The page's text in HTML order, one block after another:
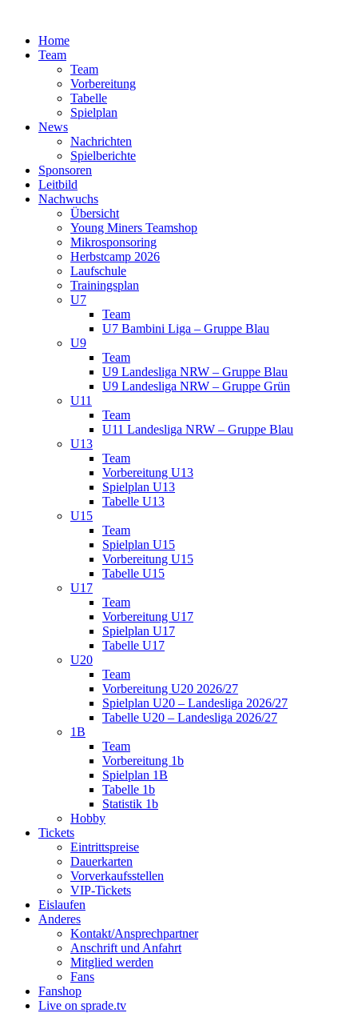
springenHome
Team
Team
Vorbereitung
Tabelle
Spielplan
News
Nachrichten
Spielberichte
Sponsoren
Leitbild
Nachwuchs
Übersicht
Young Miners Teamshop
Mikrosponsoring
Herbstcamp 2026
Laufschule
Trainingsplan
U7
Team
U7 Bambini Liga – Gruppe Blau
U9
Team
U9 Landesliga NRW – Gruppe Blau
U9 Landesliga NRW – Gruppe Grün
U11
Team
U11 Landesliga NRW – Gruppe Blau
U13
Team
Vorbereitung U13
Spielplan U13
Tabelle U13
U15
Team
Spielplan U15
Vorbereitung U15
Tabelle U15
U17
Team
Vorbereitung U17
Spielplan U17
Tabelle U17
U20
Team
Vorbereitung U20 2026/27
Spielplan U20 – Landesliga 2026/27
Tabelle U20 – Landesliga 2026/27
1B
Team
Vorbereitung 1b
Spielplan 1B
Tabelle 1b
Statistik 1b
Hobby
Tickets
Eintrittspreise
Dauerkarten
Vorverkaufsstellen
VIP-Tickets
Eislaufen
Anderes
Kontakt/Ansprechpartner
Anschrift und Anfahrt
Mitglied werden
Fans
Fanshop
Live on sprade.tv